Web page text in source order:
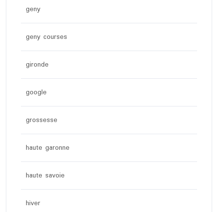
geny
geny courses
gironde
google
grossesse
haute garonne
haute savoie
hiver